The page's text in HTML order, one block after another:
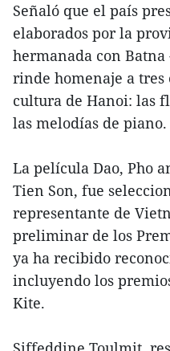
Señaló que el país
elaborados por la
hermanada con
rinde homenaje a tres
cultura de Hanoi: las
las melodías de piano.
La película Dao, Pho
Tien Son, fue
representante de
preliminar de los
ya ha recibido
incluyendo los
Kite.